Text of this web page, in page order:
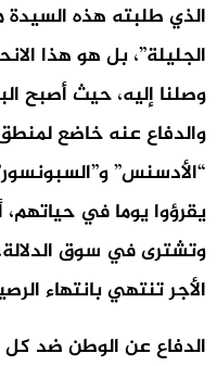
الذي طلبته هذه السيدة
الجليلة”، بل هو هذا
وصلنا إليه، حيث أصبح
والدفاع عنه خاضع
“الأدسنس”
يقرؤوا يوما في
وتشترى في سوق
الأجر تنتهي بانتهاء
الدفاع عن الوطن ضد